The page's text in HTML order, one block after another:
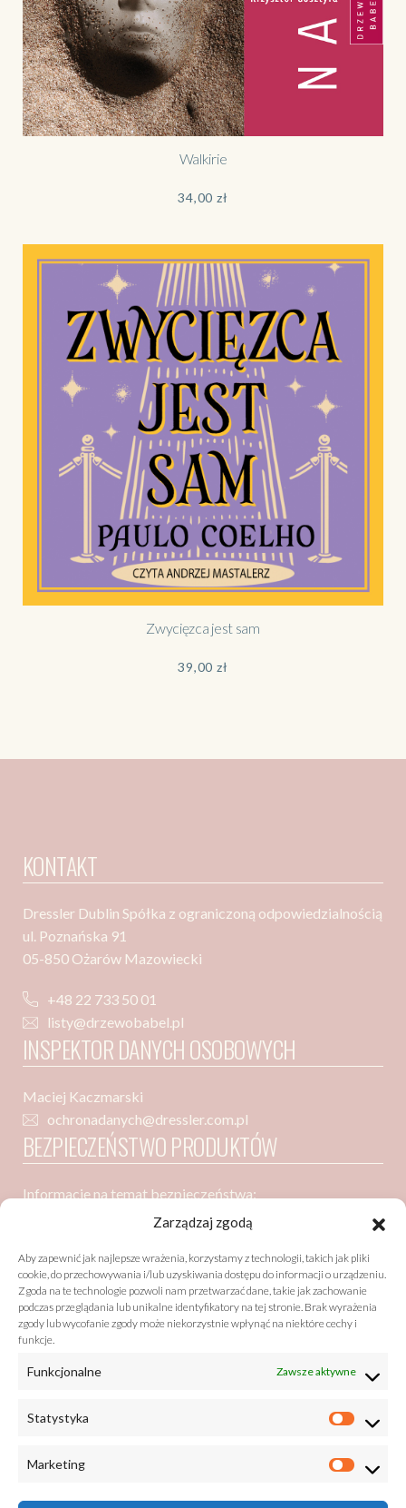
Zarządzaj zgodą
Aby zapewnić jak najlepsze wrażenia, korzystamy z technologii, takich jak pliki
cookie, do przechowywania i/lub uzyskiwania dostępu do informacji o urządzeniu.
Zgoda na te technologie pozwoli nam przetwarzać dane, takie jak zachowanie
podczas przeglądania lub unikalne identyfikatory na tej stronie. Brak wyrażenia
zgody lub wycofanie zgody może niekorzystnie wpłynąć na niektóre cechy i
funkcje.
Funkcjonalne Zawsze aktywne
Statystyka
Marketing
Walkirie
34,00zł
Zwycięzca jest sam
39,00zł
KONTAKT
Dressler Dublin Spółka z ograniczoną odpowiedzialnością
ul. Poznańska 91
05-850 Ożarów Mazowiecki
+48 22 733 50 01
listy@drzewobabel.pl
INSPEKTOR DANYCH OSOBOWYCH
Maciej Kaczmarski
ochronadanych@dressler.com.pl
BEZPIECZEŃSTWO PRODUKTÓW
Informacje na temat bezpieczeństwa:
Dressler Dublin Spółka z ograniczoną odpowiedzialnością
05-850 Ożarów Mazowiecki
Bezpieczeństwo zgodne z GPSR (General Product Safety
+48 22 733 50 01